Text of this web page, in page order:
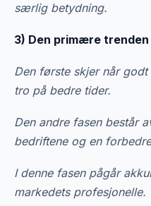
særlig betydning.
3) Den primære
Den første skjer når
tro på bedre tider.
Den andre fasen består
bedriftene og en
I denne fasen pågår
markedets profesjonelle.